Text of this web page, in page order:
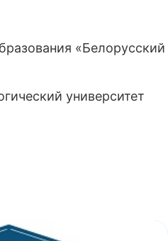
«Белорусский
университет